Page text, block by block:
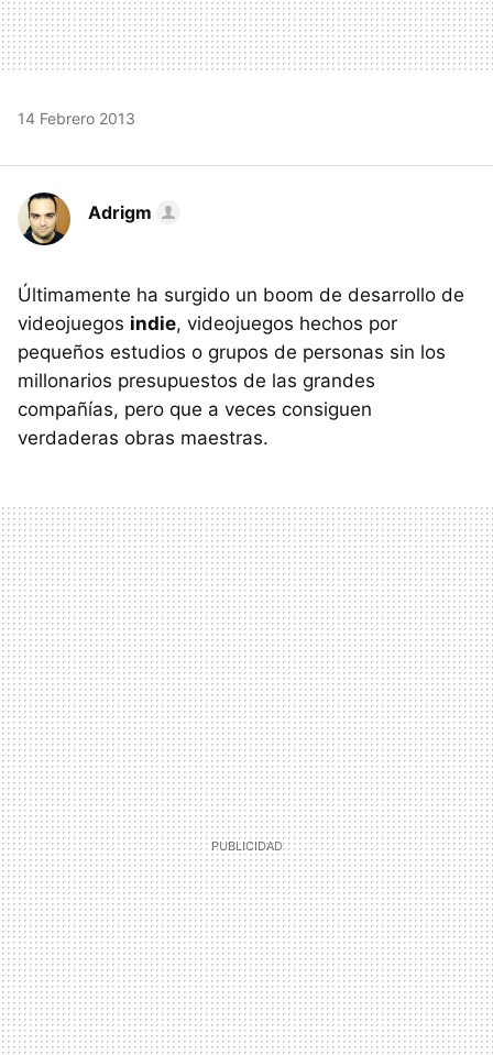
14 Febrero 2013
Adrigm
Últimamente ha surgido un boom de desarrollo de
videojuegos indie, videojuegos hechos por
pequeños estudios o grupos de personas sin los
millonarios presupuestos de las grandes
compañías, pero que a veces consiguen
verdaderas obras maestras.